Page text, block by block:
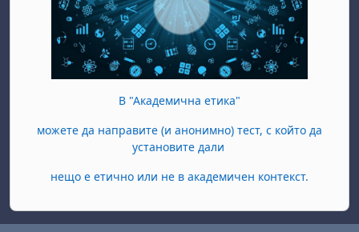
В "Академична етика"
можете да направите (и анонимно) тест, с който да
установите дали
нещо е етично или не в академичен контекст.